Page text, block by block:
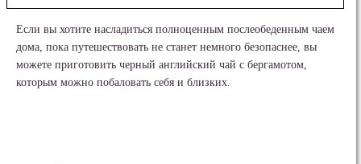
Если вы хотите насладиться полноценным послеобеденным чаем
дома, пока путешествовать не станет немного безопаснее, вы
можете приготовить черный английский чай с бергамотом,
которым можно побаловать себя и близких.